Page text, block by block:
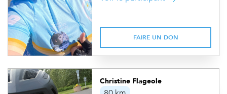
FAIRE UN DON
Christine Flageole